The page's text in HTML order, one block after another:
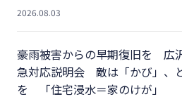
2026.08.03
豪雨被害からの早期復旧を 広
急対応説明会 敵は「かび」、
を 「住宅浸水＝家のけが」